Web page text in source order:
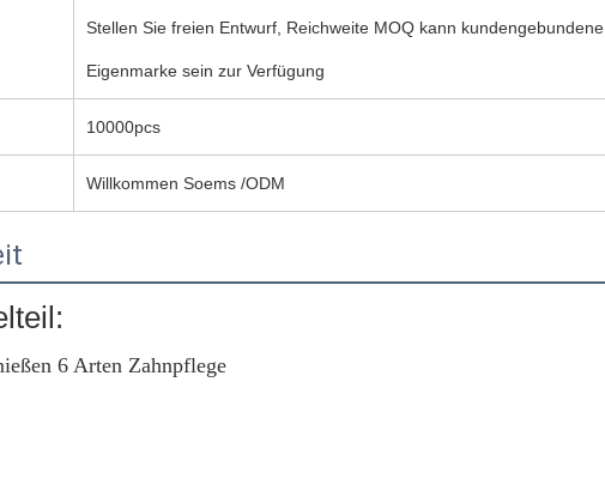
Stellen Sie freien Entwurf, Reichweite MOQ kann kundengebundene
Eigenmarke sein zur Verfügung
10000pcs
Willkommen Soems /ODM
6 Arten Zahnpflege